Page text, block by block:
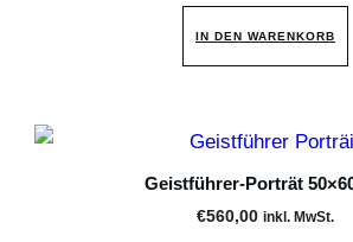
IN DEN WARENKORB
Geistführer-Porträt
€560,00 inkl. MwSt.